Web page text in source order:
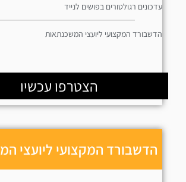
הדשבורד המקצועי ליועצי
עדכונים רגולטורים בפושים לנייד​
הדשבורד המקצועי ליועצי המשכנתאות
הצטרפו עכשיו